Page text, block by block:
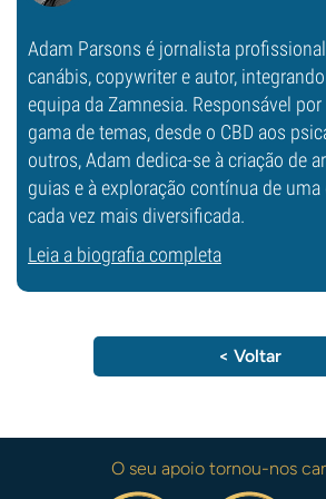
Adam Parsons é jornalista
canábis, copywriter e autor,
equipa da Zamnesia. Responsável
gama de temas, desde o CBD aos
outros, Adam dedica-se à criação de
guias e à exploração contínua de
cada vez mais diversificada.
Leia a biografia completa
< Voltar
O seu apoio tornou-nos